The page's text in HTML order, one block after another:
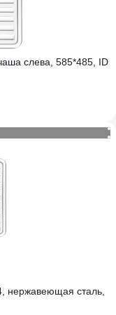
слева, 585*485, ID
нержавеющая сталь,